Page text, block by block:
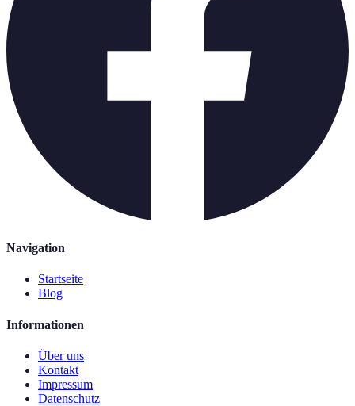
Navigation
Startseite
Blog
Informationen
Über uns
Kontakt
Impressum
Datenschutz